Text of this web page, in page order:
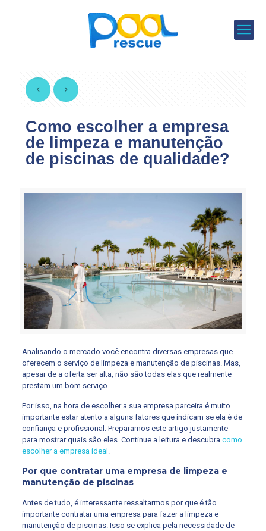
Como escolher a empresa
de limpeza e manutenção
de piscinas de qualidade?
Analisando o mercado você encontra diversas empresas que
oferecem o serviço de limpeza e manutenção de piscinas. Mas,
apesar de a oferta ser alta, não são todas elas que realmente
prestam um bom serviço.
Por isso, na hora de escolher a sua empresa parceira é muito
importante estar atento a alguns fatores que indicam se ela é de
confiança e profissional. Preparamos este artigo justamente
para mostrar quais são eles. Continue a leitura e descubra como
escolher a empresa ideal
Por que contratar uma empresa de limpeza e
manutenção de piscinas
Antes de tudo, é interessante ressaltarmos por que é tão
importante contratar uma empresa para fazer a limpeza e
manutenção de piscinas. Isso se explica pela necessidade de